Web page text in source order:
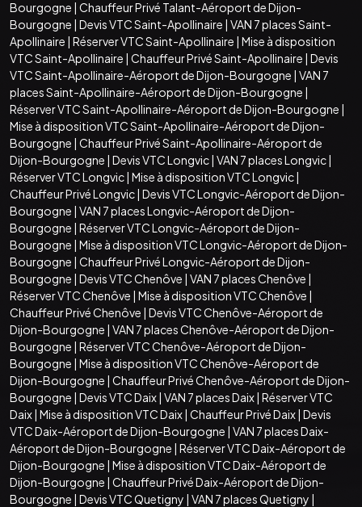
Bourgogne | Chauffeur Privé Talant-Aéroport de Dijon-
Bourgogne | Devis VTC Saint-Apollinaire | VAN 7 places Saint-
Apollinaire | Réserver VTC Saint-Apollinaire | Mise à disposition
VTC Saint-Apollinaire | Chauffeur Privé Saint-Apollinaire | Devis
VTC Saint-Apollinaire-Aéroport de Dijon-Bourgogne | VAN 7
places Saint-Apollinaire-Aéroport de Dijon-Bourgogne |
Réserver VTC Saint-Apollinaire-Aéroport de Dijon-Bourgogne |
Mise à disposition VTC Saint-Apollinaire-Aéroport de Dijon-
Bourgogne | Chauffeur Privé Saint-Apollinaire-Aéroport de
Dijon-Bourgogne | Devis VTC Longvic| VAN 7 places Longvic|
Réserver VTC Longvic| Mise à disposition VTC Longvic|
Chauffeur Privé Longvic| Devis VTC Longvic-Aéroport de Dijon-
Bourgogne | VAN 7 places Longvic-Aéroport de Dijon-
Bourgogne | Réserver VTC Longvic-Aéroport de Dijon-
Bourgogne | Mise à disposition VTC Longvic-Aéroport de Dijon-
Bourgogne | Chauffeur Privé Longvic-Aéroport de Dijon-
Bourgogne | Devis VTC Chenôve | VAN 7 places Chenôve |
Réserver VTC Chenôve | Mise à disposition VTC Chenôve |
Chauffeur Privé Chenôve | Devis VTC Chenôve-Aéroport de
Dijon-Bourgogne | VAN 7 places Chenôve-Aéroport de Dijon-
Bourgogne | Réserver VTC Chenôve-Aéroport de Dijon-
Bourgogne | Mise à disposition VTC Chenôve-Aéroport de
Dijon-Bourgogne | Chauffeur Privé Chenôve-Aéroport de Dijon-
Bourgogne | Devis VTC Daix| VAN 7 places Daix| Réserver VTC
Daix| Mise à disposition VTC Daix| Chauffeur Privé Daix| Devis
VTC Daix-Aéroport de Dijon-Bourgogne | VAN 7 places Daix-
Aéroport de Dijon-Bourgogne | Réserver VTC Daix-Aéroport de
Dijon-Bourgogne | Mise à disposition VTC Daix-Aéroport de
Dijon-Bourgogne | Chauffeur Privé Daix-Aéroport de Dijon-
Bourgogne | Devis VTC Quetigny | VAN 7 places Quetigny |